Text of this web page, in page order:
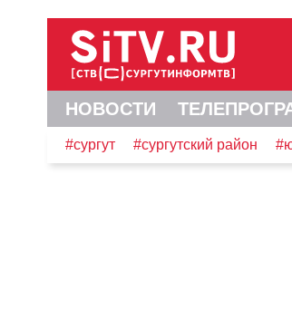
НОВОСТИ
#сургут #сургутский район